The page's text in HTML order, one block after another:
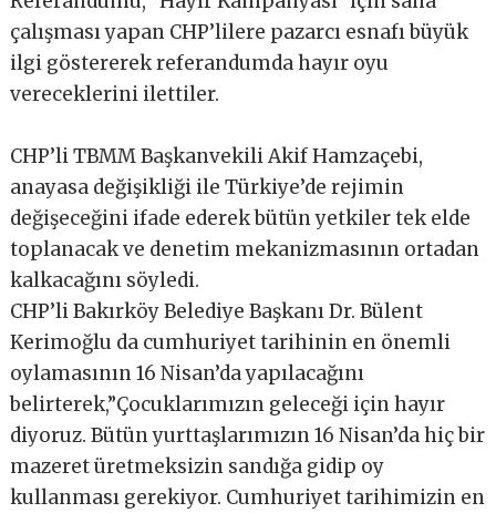
çalışması yapan CHP’lilere pazarcı esnafı büyük
ilgi göstererek referandumda hayır oyu
vereceklerini ilettiler.
CHP’li TBMM Başkanvekili Akif Hamzaçebi,
anayasa değişikliği ile Türkiye’de rejimin
değişeceğini ifade ederek bütün yetkiler tek elde
toplanacak ve denetim mekanizmasının ortadan
kalkacağını söyledi.
CHP’li Bakırköy Belediye Başkanı Dr. Bülent
Kerimoğlu da cumhuriyet tarihinin en önemli
oylamasının 16 Nisan’da yapılacağını
belirterek,”Çocuklarımızın geleceği için hayır
diyoruz. Bütün yurttaşlarımızın 16 Nisan’da hiç bir
mazeret üretmeksizin sandığa gidip oy
kullanması gerekiyor. Cumhuriyet tarihimizin en